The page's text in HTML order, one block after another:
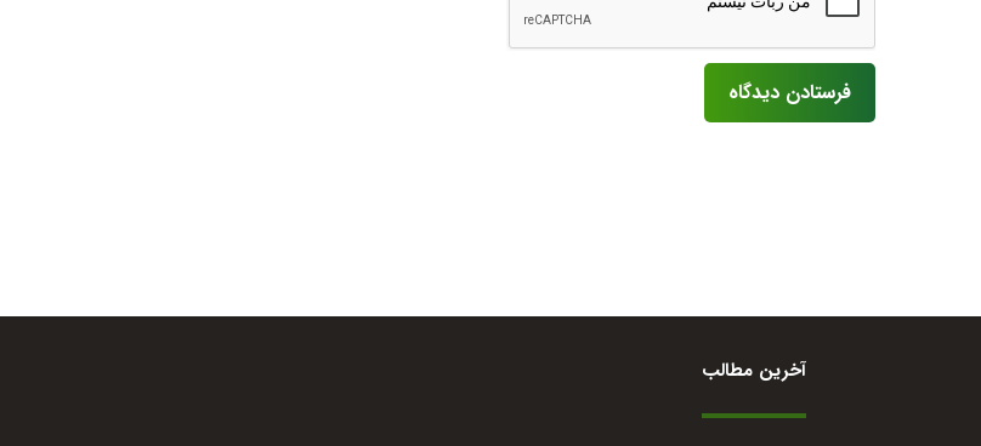
آخرین مطالب